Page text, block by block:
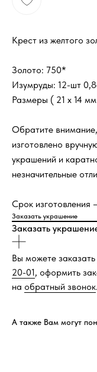
Крест из желтого
Золото: 750*
Изумруды: 12-шт
Размеры ( 21 х 14
Обратите
изготовлено
украшений и
незначительные
Срок изготовления
Заказать украшение
Заказать
Вы можете
20-01, оформить
на обратный звонок.
А также Вам могут